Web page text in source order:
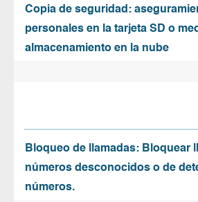
Copia de seguridad:
personales en la tarjeta SD o
almacenamiento en la nube
Bloqueo de llamadas: Bloquear
números desconocidos o de
números.